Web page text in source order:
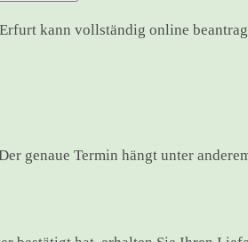
kann vollständig online
genaue Termin hängt unter